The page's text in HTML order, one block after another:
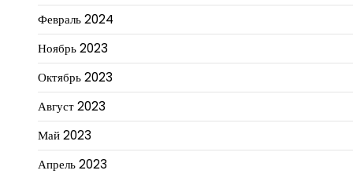
Февраль 2024
Ноябрь 2023
Октябрь 2023
Август 2023
Май 2023
Апрель 2023